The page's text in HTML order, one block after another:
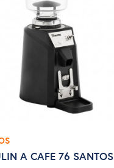
A CAFE 76 SANTOS